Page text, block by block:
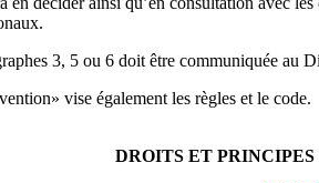
3, 5 ou 6 doit être communiquée
vise également les règles et le code.
DROITS ET